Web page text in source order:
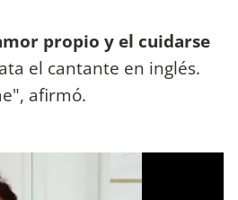
propio y el cuidarse
el cantante en inglés.
afirmó.